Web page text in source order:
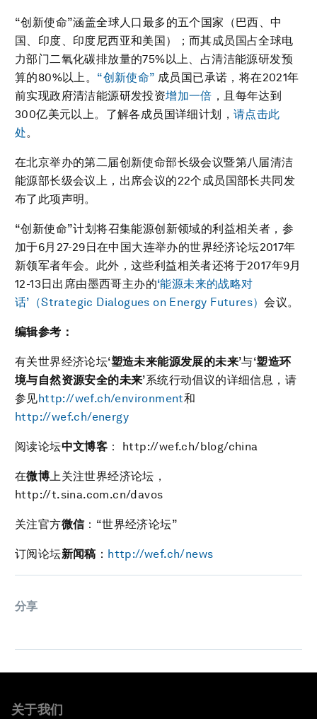
“创新使命”涵盖全球人口最多的五个国家（巴西、中
国、印度、印度尼西亚和美国）；而其成员国占全球电
力部门二氧化碳排放量的75%以上、占清洁能源研发预
算的80%以上。 “创新使命” 成员国已承诺，将在2021年
前实现政府清洁能源研发投资增加一倍 ，且每年达到
300亿美元以上。了解各成员国详细计划， 请点击此
处。
在北京举办的第二届创新使命部长级会议暨第八届清洁
能源部长级会议上，出席会议的22个成员国部长共同发
布了此项声明。
“创新使命”计划将召集能源创新领域的利益相关者，参
加于6月27-29日在中国大连举办的世界经济论坛2017年
新领军者年会。此外，这些利益相关者还将于2017年9月
12-13日出席由墨西哥主办的‘能源未来的战略对
话’（Strategic Dialogues on Energy Futures）会议。
编辑参考：
有关世界经济论坛‘塑造未来能源发展的未来’与‘塑造环
境与自然资源安全的未来’系统行动倡议的详细信息，请
参见http://wef.ch/environment和
http://wef.ch/energy
阅读论坛中文博客 ： http://wef.ch/blog/china
在微博上关注世界经济论坛，
http://t.sina.com.cn/davos
关注官方微信：“世界经济论坛”
订阅论坛新闻稿 ： http://wef.ch/news
分享
关于我们